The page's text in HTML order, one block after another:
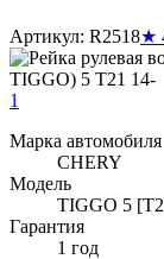
Артикул: R2518★
1
Марка автомобиля
CHERY
Модель
TIGGO 5
Гарантия
1 год